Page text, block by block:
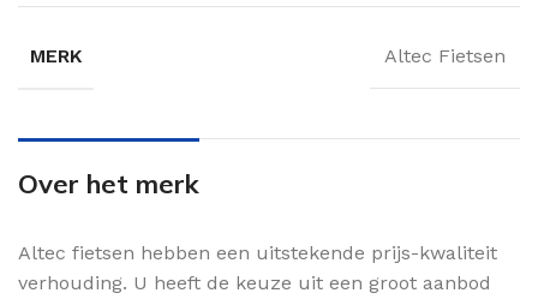
MERK Altec Fietsen
Over het merk
Altec fietsen hebben een uitstekende prijs-kwaliteit
verhouding. U heeft de keuze uit een groot aanbod